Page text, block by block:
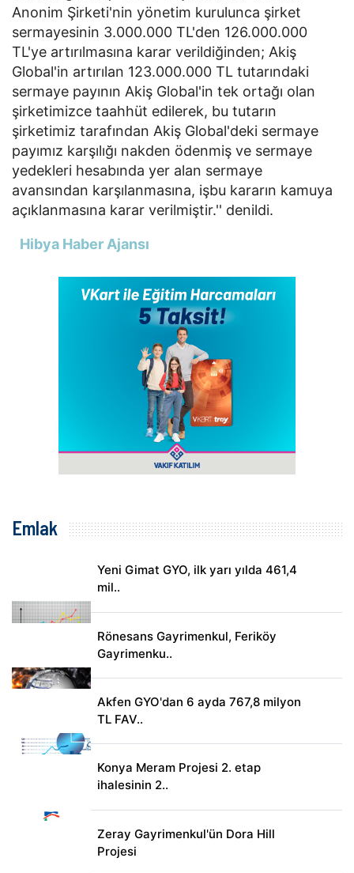
Anonim Şirketi'nin yönetim kurulunca şirket
sermayesinin 3.000.000 TL'den 126.000.000
TL'ye artırılmasına karar verildiğinden; Akiş
Global'in artırılan 123.000.000 TL tutarındaki
sermaye payının Akiş Global'in tek ortağı olan
şirketimizce taahhüt edilerek, bu tutarın
şirketimiz tarafından Akiş Global'deki sermaye
payımız karşılığı nakden ödenmiş ve sermaye
yedekleri hesabında yer alan sermaye
avansından karşılanmasına, işbu kararın kamuya
açıklanmasına karar verilmiştir.'' denildi.
Hibya Haber Ajansı
Emlak
Yeni Gimat GYO, ilk yarı yılda 461,4
mil..
Rönesans Gayrimenkul, Feriköy
Gayrimenku..
Akfen GYO'dan 6 ayda 767,8 milyon
TL FAV..
Konya Meram Projesi 2. etap
ihalesinin 2..
Zeray Gayrimenkul'ün Dora Hill
Projesi